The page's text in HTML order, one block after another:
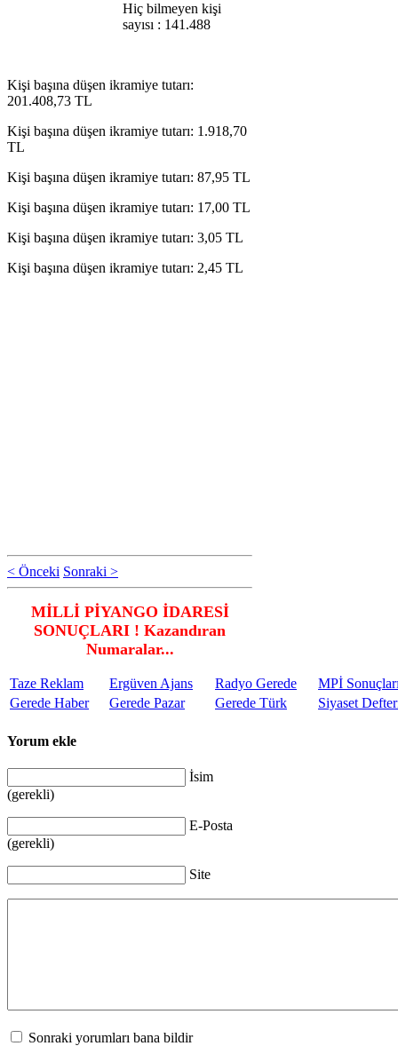
Hiç bilmeyen kişi
sayısı : 141.488
Kişi başına düşen ikramiye tutarı:
201.408,73 TL
Kişi başına düşen ikramiye tutarı: 1.918,70
TL
Kişi başına düşen ikramiye tutarı: 87,95 TL
Kişi başına düşen ikramiye tutarı: 17,00 TL
Kişi başına düşen ikramiye tutarı: 3,05 TL
Kişi başına düşen ikramiye tutarı: 2,45 TL
< Önceki Sonraki >
MİLLİ PİYANGO İDARESİ
SONUÇLARI ! Kazandıran
Numaralar...
Taze Reklam Ergüven Ajans Radyo Gerede
MPİ
Gerede Haber
Gerede Pazar Gerede Türk Siyaset
Yorum ekle
İsim
(gerekli)
E-Posta
(gerekli)
Site
Sonraki yorumları bana bildir